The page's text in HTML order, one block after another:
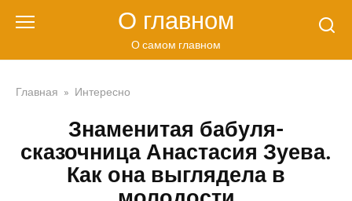
О главном
О самом главном
Главная » Интересно
Знаменитая бабуля-
сказочница Анастасия Зуева.
Как она выглядела в